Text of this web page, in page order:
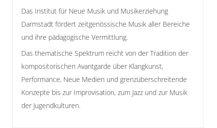
Das Institut für Neue Musik und Musikerziehung
Darmstadt fördert zeitgenössische Musik aller Bereiche
und ihre pädagogische Vermittlung.
Das thematische Spektrum reicht von der Tradition der
kompositorischen Avantgarde über Klangkunst,
Performance, Neue Medien und grenzüberschreitende
Konzepte bis zur Improvisation, zum Jazz und zur Musik
der Jugendkulturen.